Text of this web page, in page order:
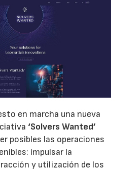
en marcha una nueva
‘Solvers Wanted’
posibles las operaciones
impulsar la
y utilización de los